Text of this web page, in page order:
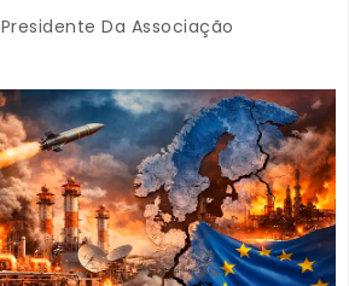
Presidente Da Associação